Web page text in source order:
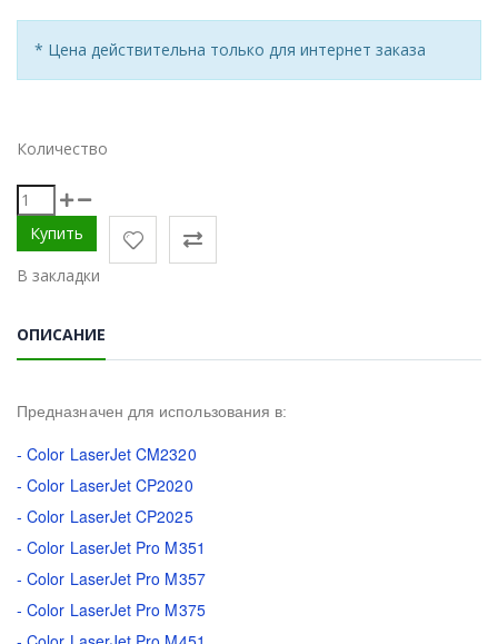
* Цена действительна только для интернет заказа
Количество
В закладки
ОПИСАНИЕ
Предназначен для использования в:
- Color LaserJet CM2320
- Color LaserJet CP2020
- Color LaserJet CP2025
- Color LaserJet Pro M351
- Color LaserJet Pro M357
- Color LaserJet Pro M375